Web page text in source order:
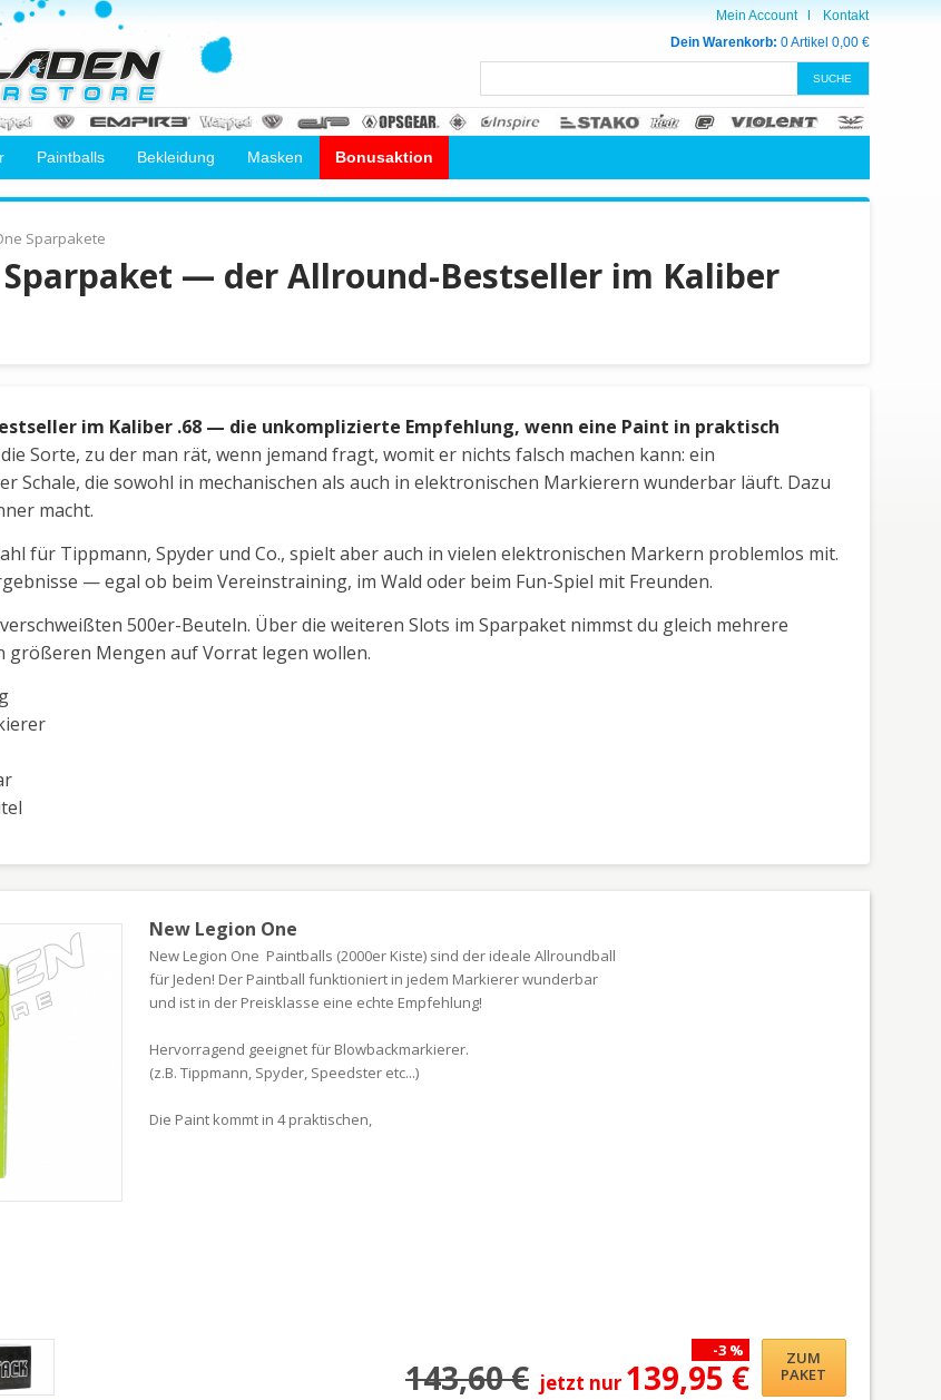
Mein Account
Kontakt
Dein Warenkorb: 0 Artikel 0,00 €
Paintballs Bekleidung Masken Bonusaktion
Sparpakete
— der Allround-Bestseller im Kaliber
im Kaliber .68 — die unkomplizierte Empfehlung, wenn eine Paint in praktisch
Sorte, zu der man rät, wenn jemand fragt, womit er nichts falsch machen kann: ein
Schale, die sowohl in mechanischen als auch in elektronischen Markierern wunderbar läuft. Dazu
macht.
für Tippmann, Spyder und Co., spielt aber auch in vielen elektronischen Markern problemlos mit.
— egal ob beim Vereinstraining, im Wald oder beim Fun-Spiel mit Freunden.
500er-Beuteln. Über die weiteren Slots im Sparpaket nimmst du gleich mehrere
Mengen auf Vorrat legen wollen.
New Legion One
New Legion One Paintballs (2000er Kiste) sind der ideale Allroundball
für Jeden! Der Paintball funktioniert in jedem Markierer wunderbar
und ist in der Preisklasse eine echte Empfehlung!
Hervorragend geeignet für Blowbackmarkierer.
(z.B. Tippmann, Spyder, Speedster etc...)
Die Paint kommt in 4 praktischen,
-3 %
143,60 € jetzt nur 139,95 €
ZUM
PAKET